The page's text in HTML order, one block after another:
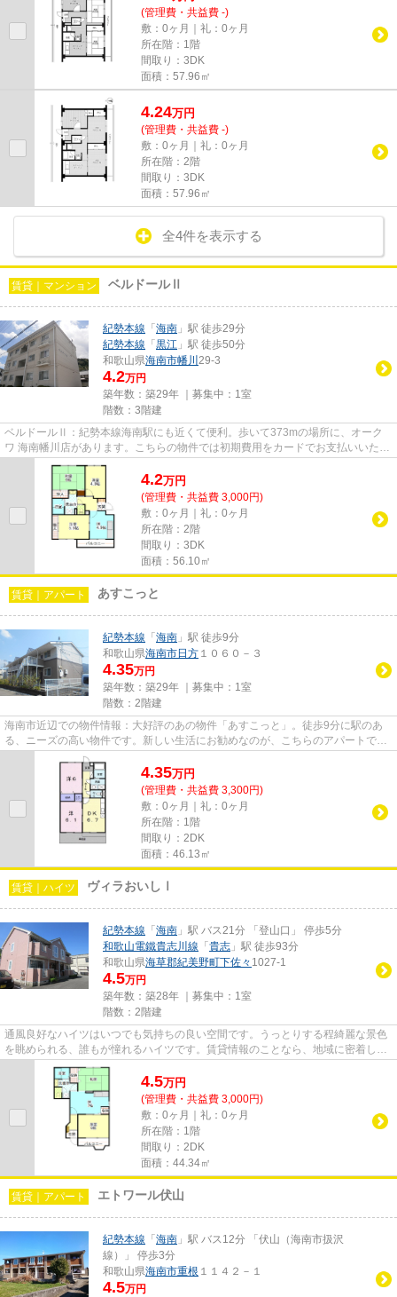
(管理費・共益費 -)
敷：0ヶ月｜礼：0ヶ月
所在階：1階
間取り：3DK
面積：57.96㎡
4.24万円
(管理費・共益費 -)
敷：0ヶ月｜礼：0ヶ月
所在階：2階
間取り：3DK
面積：57.96㎡
全4件を表示する
賃貸｜マンション ベルドールⅡ
紀勢本線 「 海南 」駅 徒歩29分
紀勢本線 「 黒江 」駅 徒歩50分
和歌山県海南市幡川 29-3
4.2万円
築年数：築29年 ｜募集中： 1室
階数：3階建
ベルドールⅡ：紀勢本線海南駅にも近くて便利。歩いて373mの場所に、オーク
ワ 海南幡川店があります。こちらの物件では初期費用をカードでお支払いいただ
けます。防犯対策もバッチリな...
4.2万円
(管理費・共益費 3,000円)
敷：0ヶ月｜礼：0ヶ月
所在階：2階
間取り：3DK
面積：56.10㎡
賃貸｜アパート あすこっと
紀勢本線 「 海南 」駅 徒歩9分
和歌山県海南市日方 １０６０－３
4.35万円
築年数：築29年 ｜募集中： 1室
階数：2階建
海南市近辺での物件情報：大好評のあの物件「あすこっと」。徒歩9分に駅のあ
る、ニーズの高い物件です。新しい生活にお勧めなのが、こちらのアパートで
す。快適な暮らしができる海南市...
4.35万円
(管理費・共益費 3,300円)
敷：0ヶ月｜礼：0ヶ月
所在階：1階
間取り：2DK
面積：46.13㎡
賃貸｜ハイツ ヴィラおいしⅠ
紀勢本線 「 海南 」駅 バス21分 「登山口」 停歩5分
和歌山電鐵貴志川線 「 貴志 」駅 徒歩93分
和歌山県海草郡紀美野町下佐々 1027-1
4.5万円
築年数：築28年 ｜募集中： 1室
階数：2階建
通風良好なハイツはいつでも気持ちの良い空間です。うっとりする程綺麗な景色
を眺められる、誰もが憧れるハイツです。賃貸情報のことなら、地域に密着した
当社の物件情報をご覧下さい...
4.5万円
(管理費・共益費 3,000円)
敷：0ヶ月｜礼：0ヶ月
所在階：1階
間取り：2DK
面積：44.34㎡
賃貸｜アパート エトワール伏山
紀勢本線 「 海南 」駅 バス12分 「伏山（海南市扱沢
線）」 停歩3分
和歌山県海南市重根 １１４２－１
4.5万円